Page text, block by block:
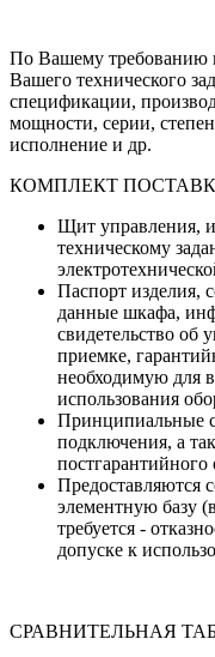
По Вашему требованию
Вашего технического
спецификации,
мощности, серии,
исполнение и др.
КОМПЛЕКТ
Щит управления,
техническому
Паспорт изделия,
данные шкафа,
свидетельство об
приемке,
необходимую для
использования
Принципиальные
подключения, а
Предоставляются
элементную базу
требуется -
допуске к
СРАВНИТЕЛЬНАЯ